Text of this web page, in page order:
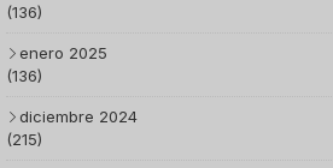
(136)
enero 2025
(136)
diciembre 2024
(215)